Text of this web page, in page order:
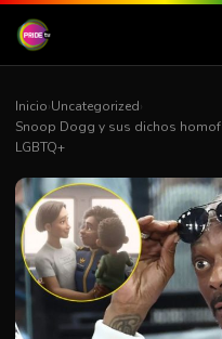
Inicio›Uncategorized›
Snoop Dogg y sus dichos
LGBTQ+